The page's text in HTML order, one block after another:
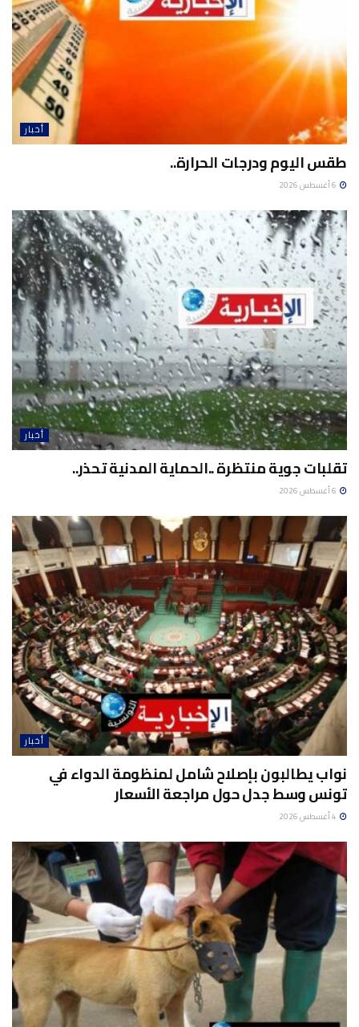
أخبار
طقس اليوم ودرجات الحرارة..
أخبار
تقلبات جوية منتظرة ..الحماية المدنية تحذر..
أخبار
نواب يطالبون بإصلاح شامل لمنظومة الدواء في
تونس وسط جدل حول مراجعة الأسعار